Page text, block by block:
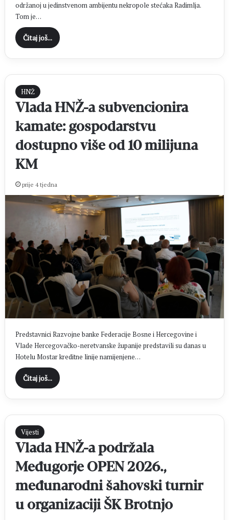
održanoj u jedinstvenom ambijentu nekropole stećaka Radimlja.
Tom je…
Čitaj još...
HNŽ
Vlada HNŽ-a subvencionira
kamate: gospodarstvu
dostupno više od 10 milijuna
KM
prije 4 tjedna
Predstavnici Razvojne banke Federacije Bosne i Hercegovine i
Vlade Hercegovačko-neretvanske županije predstavili su danas u
Hotelu Mostar kreditne linije namijenjene…
Čitaj još...
Vijesti
Vlada HNŽ-a podržala
Međugorje OPEN 2026.,
međunarodni šahovski turnir
u organizaciji ŠK Brotnjo